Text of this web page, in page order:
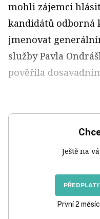
mohli zájemci
kandidátů odborná
jmenovat
služby Pavla
pověřila
Ještě na
První 2